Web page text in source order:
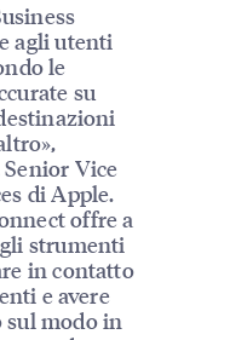
agli utenti
le
su
Vice
di Apple.
offre a
strumenti
in contatto
e avere
modo in